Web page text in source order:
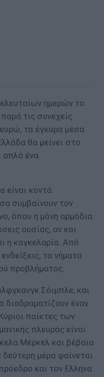
ημερών το
τις συνεχείς
τα έγκυρα μέσα
θα μείνει στο
απλά ένα
είναι κοντά
συμβαίνουν τον
όπου η μόνη αρμόδια
ουσίας, αν και
η καγκελαρία. Από
τα νήματα
προβλήματος.
Σόιμπλε, και
διαδραματίζουν έναν
παίκτες των
πλευράς είναι
Μέρκελ και βέβαια
μέρα φαίνεται
και τον Ελληνα